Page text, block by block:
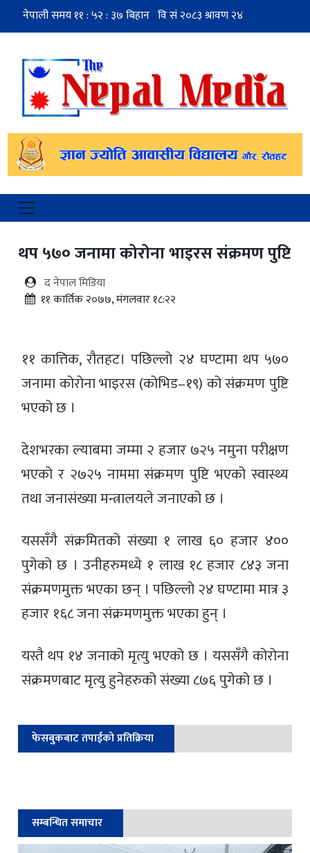
थप ५७० जनामा कोरोना भाइरस संक्रमण पुष्टि
द नेपाल मिडिया
११ कार्तिक २०७७, मंगलवार १८:२२
११ कात्तिक, रौतहट। पछिल्लो २४ घण्टामा थप ५७०
जनामा कोरोना भाइरस (कोभिड–१९) को संक्रमण पुष्टि
भएको छ ।
देशभरका ल्याबमा जम्मा २ हजार ७२५ नमुना परीक्षण
भएको र २७२५ नाममा संक्रमण पुष्टि भएको स्वास्थ्य
तथा जनासंख्या मन्त्रालयले जनाएको छ ।
यससँगै संक्रमितको संख्या १ लाख ६० हजार ४००
पुगेको छ । उनीहरुमध्ये १ लाख १८ हजार ८४३ जना
संक्रमणमुक्त भएका छन् । पछिल्लो २४ घण्टामा मात्र ३
हजार १६८ जना संक्रमणमुक्त भएका हुन् ।
यस्तै थप १४ जनाको मृत्यु भएको छ । यससँगै कोरोना
संक्रमणबाट मृत्यु हुनेहरुको संख्या ८७६ पुगेको छ ।
फेसबुकबाट तपाईको प्रतिक्रिया
सम्बन्धित समाचार